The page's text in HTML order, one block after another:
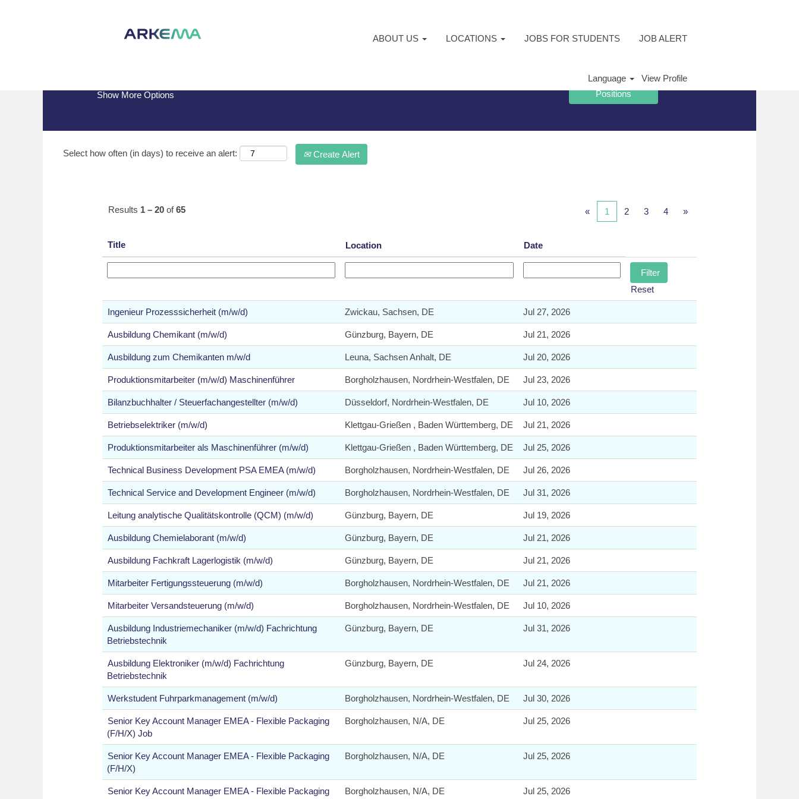
ABOUT US LOCATIONS JOBS FOR STUDENTS JOB ALERT
Language View Profile
Search results for
Show More Options
Select how often (in days) to receive an alert: Create Alert
Results 1 – 20 of65 « 1 2 3 4 »
Title Location Date
Reset
Ingenieur Prozesssicherheit (m/w/d) Zwickau, Sachsen, DE Jul 27, 2026
Ausbildung Chemikant (m/w/d) Günzburg, Bayern, DE Jul 21, 2026
Ausbildung zum Chemikanten m/w/d Leuna, Sachsen Anhalt, DE Jul 20, 2026
Produktionsmitarbeiter (m/w/d) Maschinenführer Borgholzhausen, Nordrhein-Westfalen, DE Jul 23, 2026
Bilanzbuchhalter / Steuerfachangestellter (m/w/d) Düsseldorf, Nordrhein-Westfalen, DE Jul 10, 2026
Betriebselektriker (m/w/d) Klettgau-Grießen , Baden Württemberg, DE Jul 21, 2026
Produktionsmitarbeiter als Maschinenführer (m/w/d) Klettgau-Grießen , Baden Württemberg, DE Jul 25, 2026
Technical Business Development PSA EMEA (m/w/d) Borgholzhausen, Nordrhein-Westfalen, DE Jul 26, 2026
Technical Service and Development Engineer (m/w/d) Borgholzhausen, Nordrhein-Westfalen, DE Jul 31, 2026
Leitung analytische Qualitätskontrolle (QCM) (m/w/d) Günzburg, Bayern, DE Jul 19, 2026
Ausbildung Chemielaborant (m/w/d) Günzburg, Bayern, DE Jul 21, 2026
Ausbildung Fachkraft Lagerlogistik (m/w/d) Günzburg, Bayern, DE Jul 21, 2026
Mitarbeiter Fertigungssteuerung (m/w/d) Borgholzhausen, Nordrhein-Westfalen, DE Jul 21, 2026
Mitarbeiter Versandsteuerung (m/w/d) Borgholzhausen, Nordrhein-Westfalen, DE Jul 10, 2026
Ausbildung Industriemechaniker (m/w/d) Fachrichtung
Betriebstechnik
Günzburg, Bayern, DE Jul 31, 2026
Ausbildung Elektroniker (m/w/d) Fachrichtung
Betriebstechnik
Günzburg, Bayern, DE Jul 24, 2026
Werkstudent Fuhrparkmanagement (m/w/d) Borgholzhausen, Nordrhein-Westfalen, DE Jul 30, 2026
Senior Key Account Manager EMEA - Flexible Packaging
(F/H/X) Job
Borgholzhausen, N/A, DE Jul 25, 2026
Senior Key Account Manager EMEA - Flexible Packaging
(F/H/X)
Borgholzhausen, N/A, DE Jul 25, 2026
Senior Key Account Manager EMEA - Flexible Packaging Borgholzhausen, N/A, DE Jul 25, 2026